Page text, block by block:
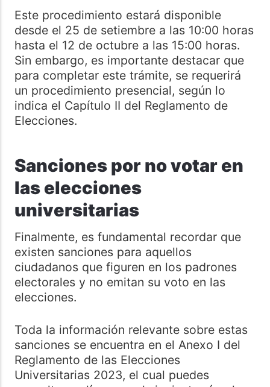
Este procedimiento estará disponible
desde el 25 de setiembre a las 10:00 horas
hasta el 12 de octubre a las 15:00 horas.
Sin embargo, es importante destacar que
para completar este trámite, se requerirá
un procedimiento presencial, según lo
indica el Capítulo II del Reglamento de
Elecciones.
Sanciones por no votar en
las elecciones
universitarias
Finalmente, es fundamental recordar que
existen sanciones para aquellos
ciudadanos que figuren en los padrones
electorales y no emitan su voto en las
elecciones.
Toda la información relevante sobre estas
sanciones se encuentra en el Anexo I del
Reglamento de las Elecciones
Universitarias 2023, el cual puedes